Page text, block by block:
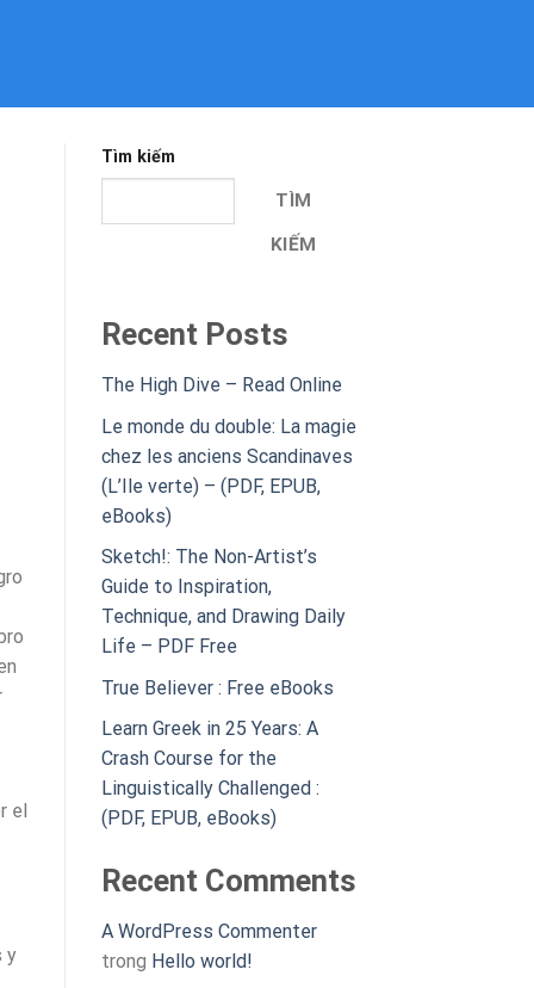
el
y
Tìm kiếm
TÌM
KIẾM
Recent Posts
The High Dive – Read Online
Le monde du double: La magie
chez les anciens Scandinaves
(L’Ile verte) – (PDF, EPUB,
eBooks)
Sketch!: The Non-Artist’s
Guide to Inspiration,
Technique, and Drawing Daily
Life – PDF Free
True Believer : Free eBooks
Learn Greek in 25 Years: A
Crash Course for the
Linguistically Challenged :
(PDF, EPUB, eBooks)
Recent Comments
A WordPress Commenter
trong Hello world!